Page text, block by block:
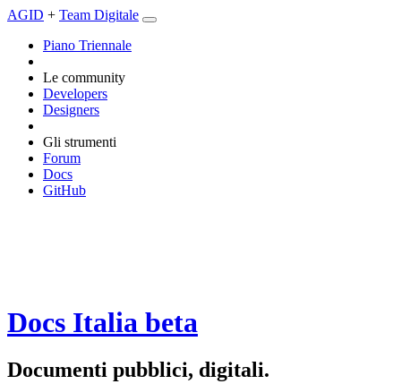
AGID + Team Digitale
Piano Triennale
Le community
Developers
Designers
Gli strumenti
Forum
Docs
GitHub
Docs Italia beta
Documenti pubblici, digitali.